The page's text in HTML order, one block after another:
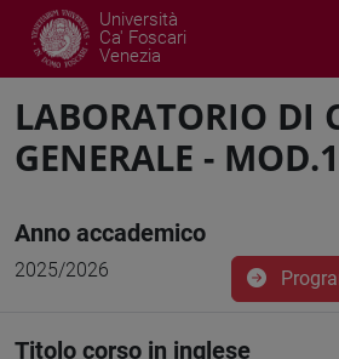
Università
Ca' Foscari
Venezia
LABORATORIO DI
GENERALE - MOD.1
Anno accademico
2025/2026
Titolo corso in inglese